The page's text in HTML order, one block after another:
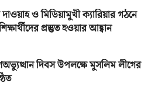
ও মিডিয়ামুখী ক্যারিয়ার গঠনে
প্রস্তুত হওয়ার আহ্বান
দিবস উপলক্ষে মুসলিম লীগের